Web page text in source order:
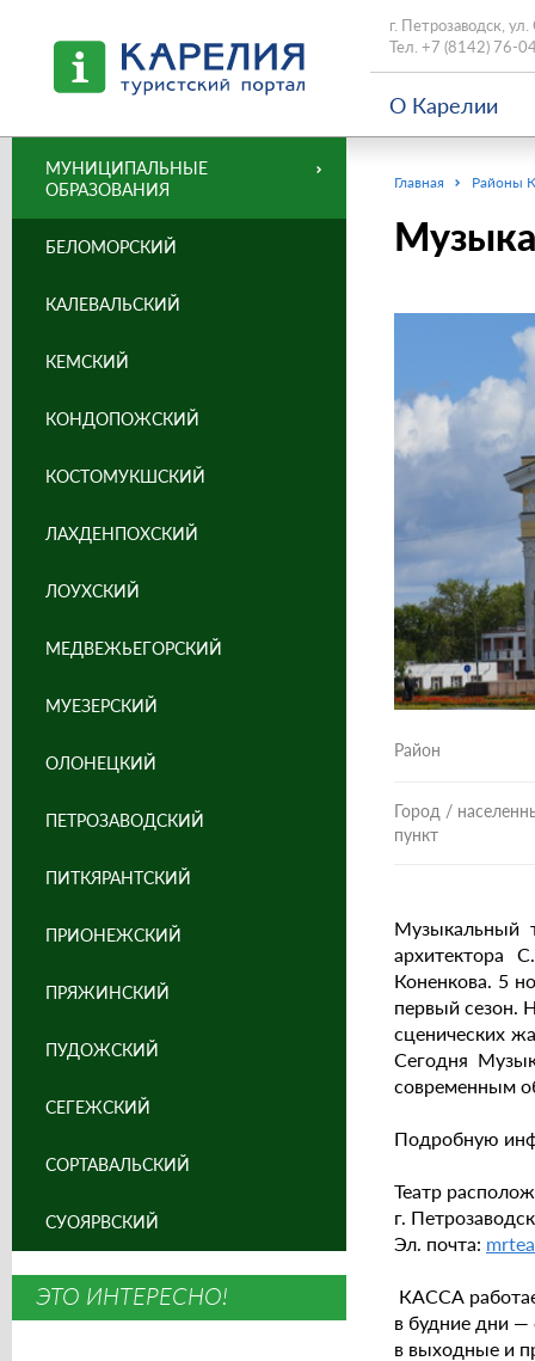
г. Петрозаводск,
Тел. +7 (8142) 76-
О Карелии
Главная Районы
Район
Город /
пункт
Музыкальный
архитектора
Коненкова. 5
первый сезон.
сценических
Сегодня
современным
Подробную
Театр
г.
Эл. почта:
КАССА
в будние дни —
в выходные и
МУНИЦИПАЛЬНЫЕ
ОБРАЗОВАНИЯ
БЕЛОМОРСКИЙ
КАЛЕВАЛЬСКИЙ
КЕМСКИЙ
КОНДОПОЖСКИЙ
КОСТОМУКШСКИЙ
ЛАХДЕНПОХСКИЙ
ЛОУХСКИЙ
МЕДВЕЖЬЕГОРСКИЙ
МУЕЗЕРСКИЙ
ОЛОНЕЦКИЙ
ПЕТРОЗАВОДСКИЙ
ПИТКЯРАНТСКИЙ
ПРИОНЕЖСКИЙ
ПРЯЖИНСКИЙ
ПУДОЖСКИЙ
СЕГЕЖСКИЙ
СОРТАВАЛЬСКИЙ
СУОЯРВСКИЙ
ЭТО ИНТЕРЕСНО!